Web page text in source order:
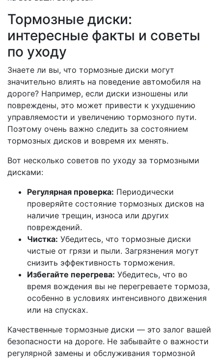
Тормозные диски:
интересные факты и советы
по уходу
Знаете ли вы, что тормозные диски могут
значительно влиять на поведение автомобиля на
дороге? Например, если диски изношены или
повреждены, это может привести к ухудшению
управляемости и увеличению тормозного пути.
Поэтому очень важно следить за состоянием
тормозных дисков и вовремя их менять.
Вот несколько советов по уходу за тормозными
дисками:
Регулярная проверка: Периодически
проверяйте состояние тормозных дисков на
наличие трещин, износа или других
повреждений.
Чистка: Убедитесь, что тормозные диски
чистые от грязи и пыли. Загрязнения могут
снизить эффективность торможения.
Избегайте перегрева: Убедитесь, что во
время вождения вы не перегреваете тормоза,
особенно в условиях интенсивного движения
или на спусках.
Качественные тормозные диски — это залог вашей
безопасности на дороге. Не забывайте о важности
регулярной замены и обслуживания тормозной